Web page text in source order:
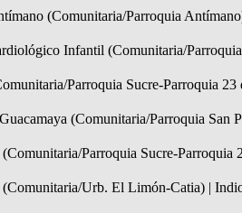
(Comunitaria/Parroquia
Infantil (Comunitaria/
Parroquia Sucre-Parroquia 23
(Comunitaria/Parroquia San
Parroquia Sucre-Parroquia
Urb. El Limón-Catia) |